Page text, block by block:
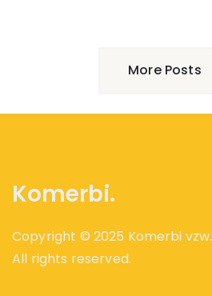
More Posts
Komerbi.
Copyright © 2025 Komerbi vzw.
All rights reserved.